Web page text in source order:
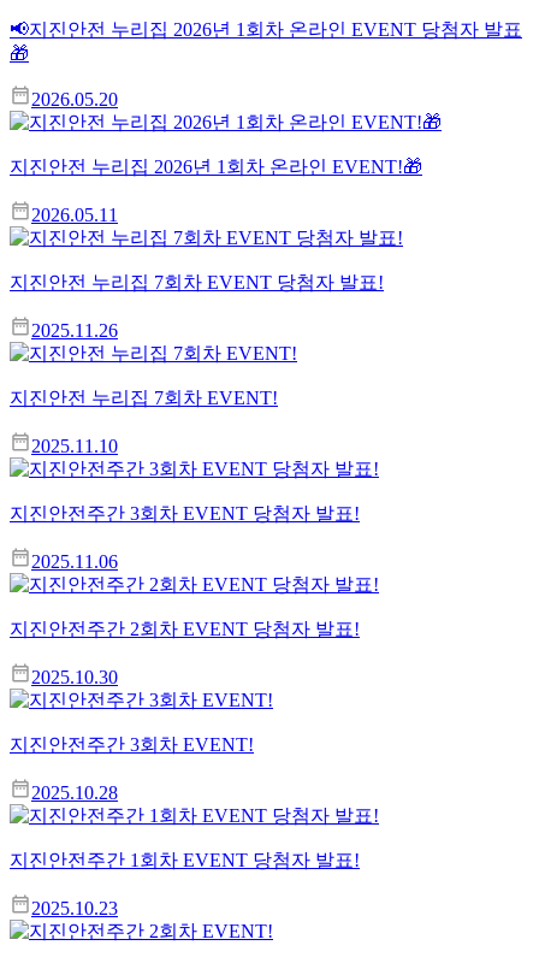
📢지진안전 누리집 2026년 1회차 온라인 EVENT 당첨자 발표
🎁
2026.05.20
지진안전 누리집 2026년 1회차 온라인 EVENT!🎁
2026.05.11
지진안전 누리집 7회차 EVENT 당첨자 발표!
2025.11.26
지진안전 누리집 7회차 EVENT!
2025.11.10
지진안전주간 3회차 EVENT 당첨자 발표!
2025.11.06
지진안전주간 2회차 EVENT 당첨자 발표!
2025.10.30
지진안전주간 3회차 EVENT!
2025.10.28
지진안전주간 1회차 EVENT 당첨자 발표!
2025.10.23